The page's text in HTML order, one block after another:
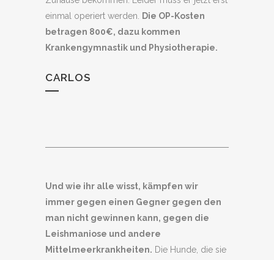
einmal operiert werden.
Die OP-Kosten
betragen 800€, dazu kommen
Krankengymnastik und Physiotherapie.
CARLOS
Und wie ihr alle wisst, kämpfen wir
immer gegen einen Gegner gegen den
man nicht gewinnen kann, gegen die
Leishmaniose und andere
Mittelmeerkrankheiten. Die Hunde, die sie